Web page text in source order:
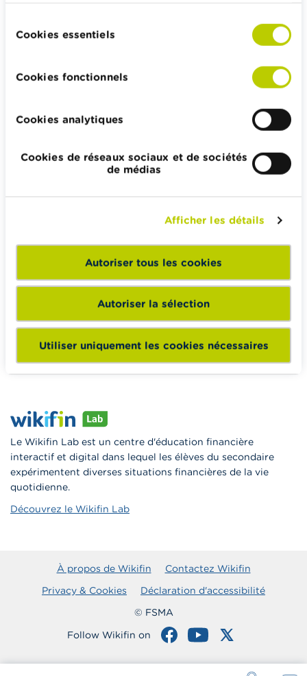
consultable dans son intégralité
duCookies essentiels
Cookies fonctionnels
Cookies analytiques
Cookies de réseaux sociaux et de sociétés
de médias
Afficher les détails
Autoriser tous les cookies
Autoriser la sélection
Utiliser uniquement les cookies nécessaires
Épargner et investir
Hériter
Wikifin.be veut vous aider dans vos décisions financières. Il
met gratuitement à votre disposition une information
Wikifin School met gratuitement à disposition des
enseignants du matériel pédagogique varié et des
formations pour les aider à faire de l’éducation financière et
à la consommation responsable en classe.
Le Wikifin Lab est un centre d'éducation financière
interactif et digital dans lequel les élèves du secondaire
expérimentent diverses situations financières de la vie
quotidienne.
Découvrez le Wikifin Lab
À propos de Wikifin
Contactez Wikifin
Privacy & Cookies
Déclaration d'accessibilité
© FSMA
Follow Wikifin on